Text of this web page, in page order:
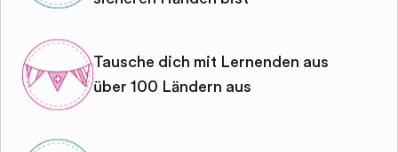
Tausche dich mit Lernenden aus
über 100 Ländern aus